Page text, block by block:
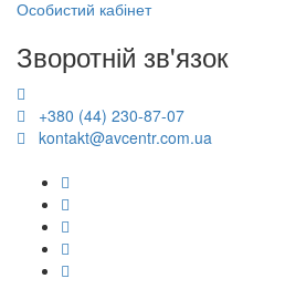
Особистий кабінет
Зворотній зв'язок
+380 (44) 230-87-07
kontakt@avcentr.com.ua